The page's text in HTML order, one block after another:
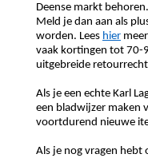
Deense markt
Meld je dan aan als
worden. Lees hier
vaak kortingen tot 70-
uitgebreide
Als je een echte Karl
een bladwijzer maken
voortdurend nieuwe
Als je nog vragen hebt